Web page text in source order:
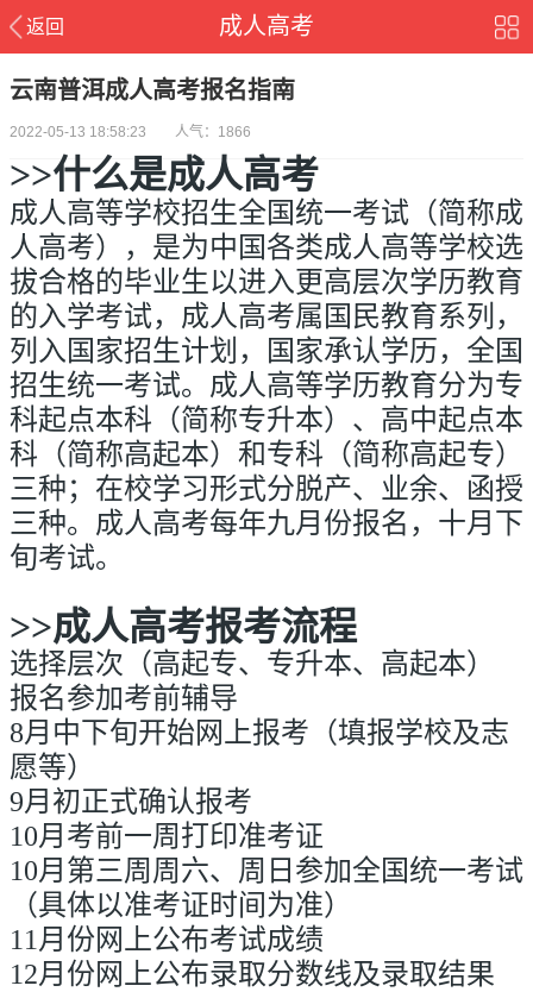
返回 成人高考
云南普洱成人高考报名指南
2022-05-13 18:58:23 人气：1866
>>什么是成人高考
成人高等学校招生全国统一考试（简称成
人高考），是为中国各类成人高等学校选
拔合格的毕业生以进入更高层次学历教育
的入学考试，成人高考属国民教育系列，
列入国家招生计划，国家承认学历，全国
招生统一考试。成人高等学历教育分为专
科起点本科（简称专升本）、高中起点本
科（简称高起本）和专科（简称高起专）
三种；在校学习形式分脱产、业余、函授
三种。成人高考每年九月份报名，十月下
旬考试。
>>成人高考报考流程
选择层次（高起专、专升本、高起本）
报名参加考前辅导
8月中下旬开始网上报考（填报学校及志
愿等）
9月初正式确认报考
10月考前一周打印准考证
10月第三周周六、周日参加全国统一考试
（具体以准考证时间为准）
11月份网上公布考试成绩
12月份网上公布录取分数线及录取结果